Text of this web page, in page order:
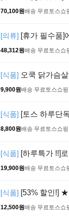
70,100원배송 무료 토스쇼
[의류] [휴가 필수품]
48,312원배송 무료 토스쇼
[식품] 오쿡 닭가슴
9,900원배송 무료 토스쇼핑
[식품] [토스 하루단
8,800원배송 무료 토스쇼핑
[식품] [하루특가 !!]
19,900원배송 무료 토스쇼
[식품] [53% 할인!]
12,500원배송 무료 토스쇼